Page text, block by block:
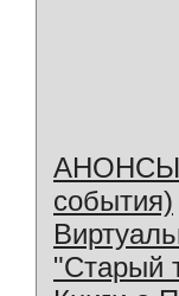
АНОНСЫ
события)
"Старый